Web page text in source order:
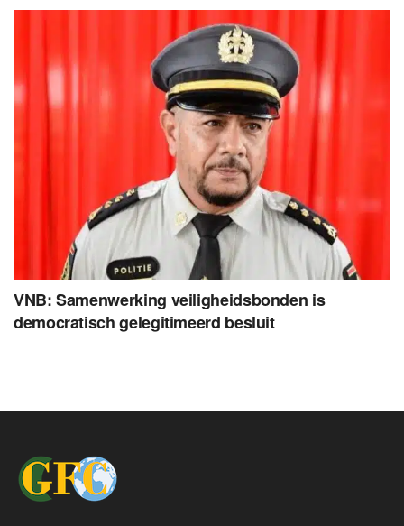
VNB: Samenwerking veiligheidsbonden is
democratisch gelegitimeerd besluit